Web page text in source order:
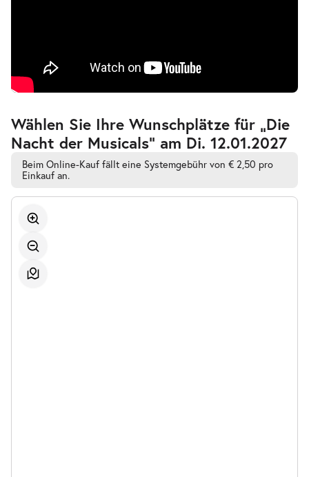
Wählen Sie Ihre Wunschplätze für „Die
Nacht der Musicals” am Di. 12.01.2027
Beim Online-Kauf fällt eine Systemgebühr von € 2,50 pro
Einkauf an.
Zur
barrierefreien
automatischen